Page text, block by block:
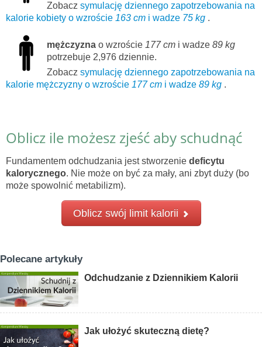
Zobacz symulację dziennego zapotrzebowania na
kalorie kobiety o wzroście 163 cm i wadze 75 kg .
mężczyzna o wzroście 177 cm i wadze 89 kg
potrzebuje 2,976 dziennie.
Zobacz symulację dziennego zapotrzebowania na
kalorie mężczyzny o wzroście 177 cm i wadze 89 kg .
Oblicz ile możesz zjeść aby schudnąć
Fundamentem odchudzania jest stworzenie deficytu
kalorycznego. Nie może on być za mały, ani zbyt duży (bo
może spowolnić metabilizm).
Oblicz swój limit kalorii
Polecane artykuły
Odchudzanie z Dziennikiem Kalorii
Jak ułożyć skuteczną dietę?